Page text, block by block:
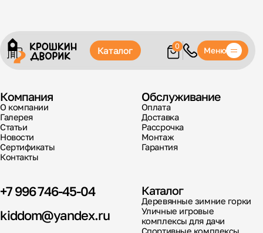
Каталог 0 Меню
+7 996 746-45-04
kiddom@yandex.ru
Компания
О компании
Галерея
Статьи
Новости
Сертификаты
Контакты
Обслуживание
Оплата
Доставка
Рассрочка
Монтаж
Гарантия
Каталог
Деревянные зимние горки
Уличные игровые
комплексы для дачи
Спортивные комплексы